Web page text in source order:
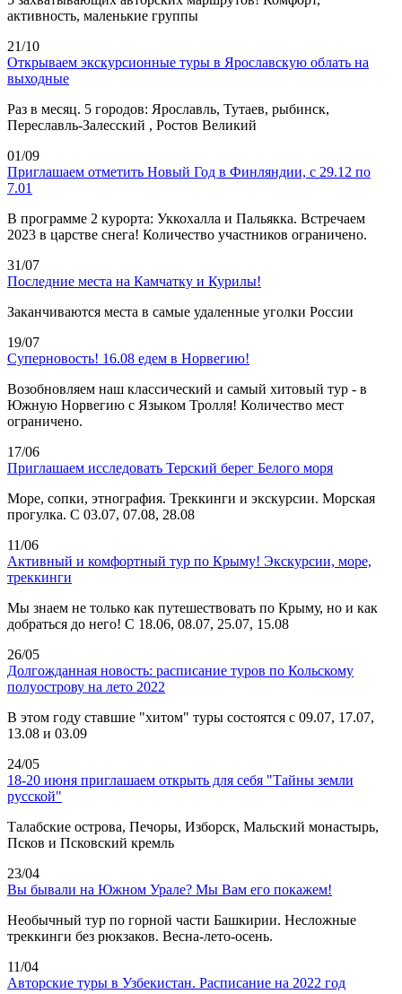
активность, маленькие группы
21/10
Открываем экскурсионные туры в Ярославскую облать на
выходные
Раз в месяц. 5 городов: Ярославль, Тутаев, рыбинск,
Переславль-Залесский , Ростов Великий
01/09
Приглашаем отметить Новый Год в Финляндии, с 29.12 по
7.01
В программе 2 курорта: Уккохалла и Пальякка. Встречаем
2023 в царстве снега! Количество участников ограничено.
31/07
Последние места на Камчатку и Курилы!
Заканчиваются места в самые удаленные уголки России
19/07
Суперновость! 16.08 едем в Норвегию!
Возобновляем наш классический и самый хитовый тур - в
Южную Норвегию с Языком Тролля! Количество мест
ограничено.
17/06
Приглашаем исследовать Терский берег Белого моря
Море, сопки, этнография. Треккинги и экскурсии. Морская
прогулка. С 03.07, 07.08, 28.08
11/06
Активный и комфортный тур по Крыму! Экскурсии, море,
треккинги
Мы знаем не только как путешествовать по Крыму, но и как
добраться до него! С 18.06, 08.07, 25.07, 15.08
26/05
Долгожданная новость: расписание туров по Кольскому
полуострову на лето 2022
В этом году ставшие "хитом" туры состоятся с 09.07, 17.07,
13.08 и 03.09
24/05
18-20 июня приглашаем открыть для себя "Тайны земли
русской"
Талабские острова, Печоры, Изборск, Мальский монастырь,
Псков и Псковский кремль
23/04
Вы бывали на Южном Урале? Мы Вам его покажем!
Необычный тур по горной части Башкирии. Несложные
треккинги без рюкзаков. Весна-лето-осень.
11/04
Авторские туры в Узбекистан. Расписание на 2022 год